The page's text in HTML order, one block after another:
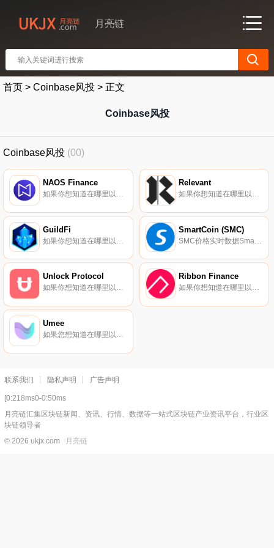
月亮链
首页 > Coinbase风投 > 正文
Coinbase风投
Coinbase风投 (00)
NAOS Finance
如果你想知道在哪里以当前价格购买NAOS Finance,目前交易{NAOS Finance]股票的顶级加密货币交易所是Bitrue、LBank、Gate.io、MEXC和PancakeSwap（V2）。您可以在我们的加密货币交易所页面上找到其他列表.
Relevant
如果你想知道在哪里以当前价格购买Relevant,目前交易{Relevant]股票的顶级加密货币交易所是Uniswap（V2）。您可以在我们的加密货币交易所页面上找到其他列表。Relevant是一款基于质量而非点击量管理信息的应用程序.
GuildFi SmartCoin (SMC)
Unlock Protocol
如果你想知道在哪里以当前价格购买Unlock Protocol,目前交易{Unlock Protocol]股票的顶级加密货币交易所是Uniswap（V2）。您可以在我们的加密货币交易所页面上找到其他列表.
Ribbon Finance
如果你想知道在哪里以当前价格购买Ribbon Finance,目前交易{Ribbon Finance]股票的顶级加密货币交易所是BTCEX、Bitget、Gate.io、MEXC和Coinbase Exchange。您可以在我们的加密货币交易所页面上找到其他列表.
Umee
如果您想知道在哪里以当前价格购买Umee,目前交易｛UMEEnname｝股票的顶级加密货币交易所是OKX、BTCEX、DigiFinex、BingX和Gate.io。您可以在我们的加密货币交易所页面上找到其他交易所.
联系我们 隐私声明 广告声明
[0:218ms0-0:50ms
月亮链汇集区块链新闻、资讯、行情、数据等一站式区块链产业资讯平台，行业区
块链领导者
© 2026 ukjx.com
月亮链